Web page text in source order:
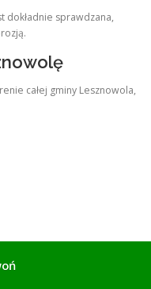
dokładnie sprawdzana,
całej gminy Lesznowola,